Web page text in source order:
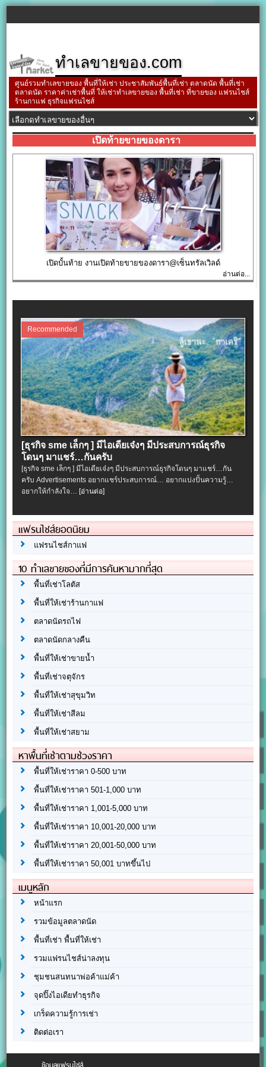
ทำเลขายของ.com
ศูนย์รวมทำเลขายของ พื้นที่ให้เช่า ประชาสัมพันธ์พื้นที่เช่า ตลาดนัด พื้นที่เช่า
ตลาดนัด ราคาค่าเช่าพื้นที่ ให้เช่าทำเลขายของ พื้นที่เช่า ที่ขายของ แฟรนไชส์
ร้านกาแฟ ธุรกิจแฟรนไชส์
เปิดท้ายขายของดารา
เปิดบั้นท้าย งานเปิดท้ายขายของดารา@เซ็นทรัลเวิลด์
อ่านต่อ...
Recommended
[ธุรกิจ sme เล็กๆ ] มีไอเดียเจ๋งๆ มีประสบการณ์ธุรกิจ
โดนๆ มาแชร์…กันครับ
[ธุรกิจ sme เล็กๆ ] มีไอเดียเจ๋งๆ มีประสบการณ์ธุรกิจโดนๆ มาแชร์…กัน
ครับ Advertisements อยากแชร์ประสบการณ์… อยากแบ่งปั้นความรู้…
อยากให้กำลังใจ…[อ่านต่อ]
แฟรนไชส์ยอดนิยม
แฟรนไชส์กาแฟ
10 ทำเลขายของที่มีการค้นหามากที่สุด
พื้นที่เช่าโลตัส
พื้นที่ให้เช่าร้านกาแฟ
ตลาดนัดรถไฟ
ตลาดนัดกลางคืน
พื้นที่ให้เช่าขายน้ำ
พื้นที่เช่าจตุจักร
พื้นที่ให้เช่าสุขุมวิท
พื้นที่ให้เช่าสีลม
พื้นที่ให้เช่าสยาม
หาพื้นที่เช่าตามช่วงราคา
พื้นที่ให้เช่าราคา 0-500 บาท
พื้นที่ให้เช่าราคา 501-1,000 บาท
พื้นที่ให้เช่าราคา 1,001-5,000 บาท
พื้นที่ให้เช่าราคา 10,001-20,000 บาท
พื้นที่ให้เช่าราคา 20,001-50,000 บาท
พื้นที่ให้เช่าราคา 50,001 บาทขึ้นไป
เมนูหลัก
หน้าแรก
รวมข้อมูลตลาดนัด
พื้นที่เช่า พื้นที่ให้เช่า
รวมแฟรนไชส์น่าลงทุน
ชุมชนสนทนาพ่อค้าแม่ค้า
จุดปิ๊งไอเดียทำธุรกิจ
เกร็ดความรู้การเช่า
ติดต่อเรา